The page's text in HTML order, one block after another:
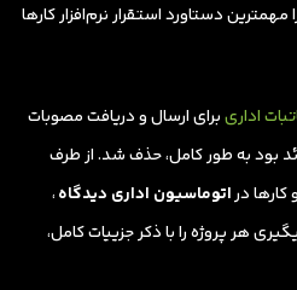
مهمترین دستاورد استقرار نرم‌افزار کارها
اداریبرای ارسال و دریافت مصوبات
بود به طور کامل، حذف شد.‌ از طرف
کارها دراتوماسیون اداری دیدگاه‌،
هر پروژه را با ذکر جزییات کامل،